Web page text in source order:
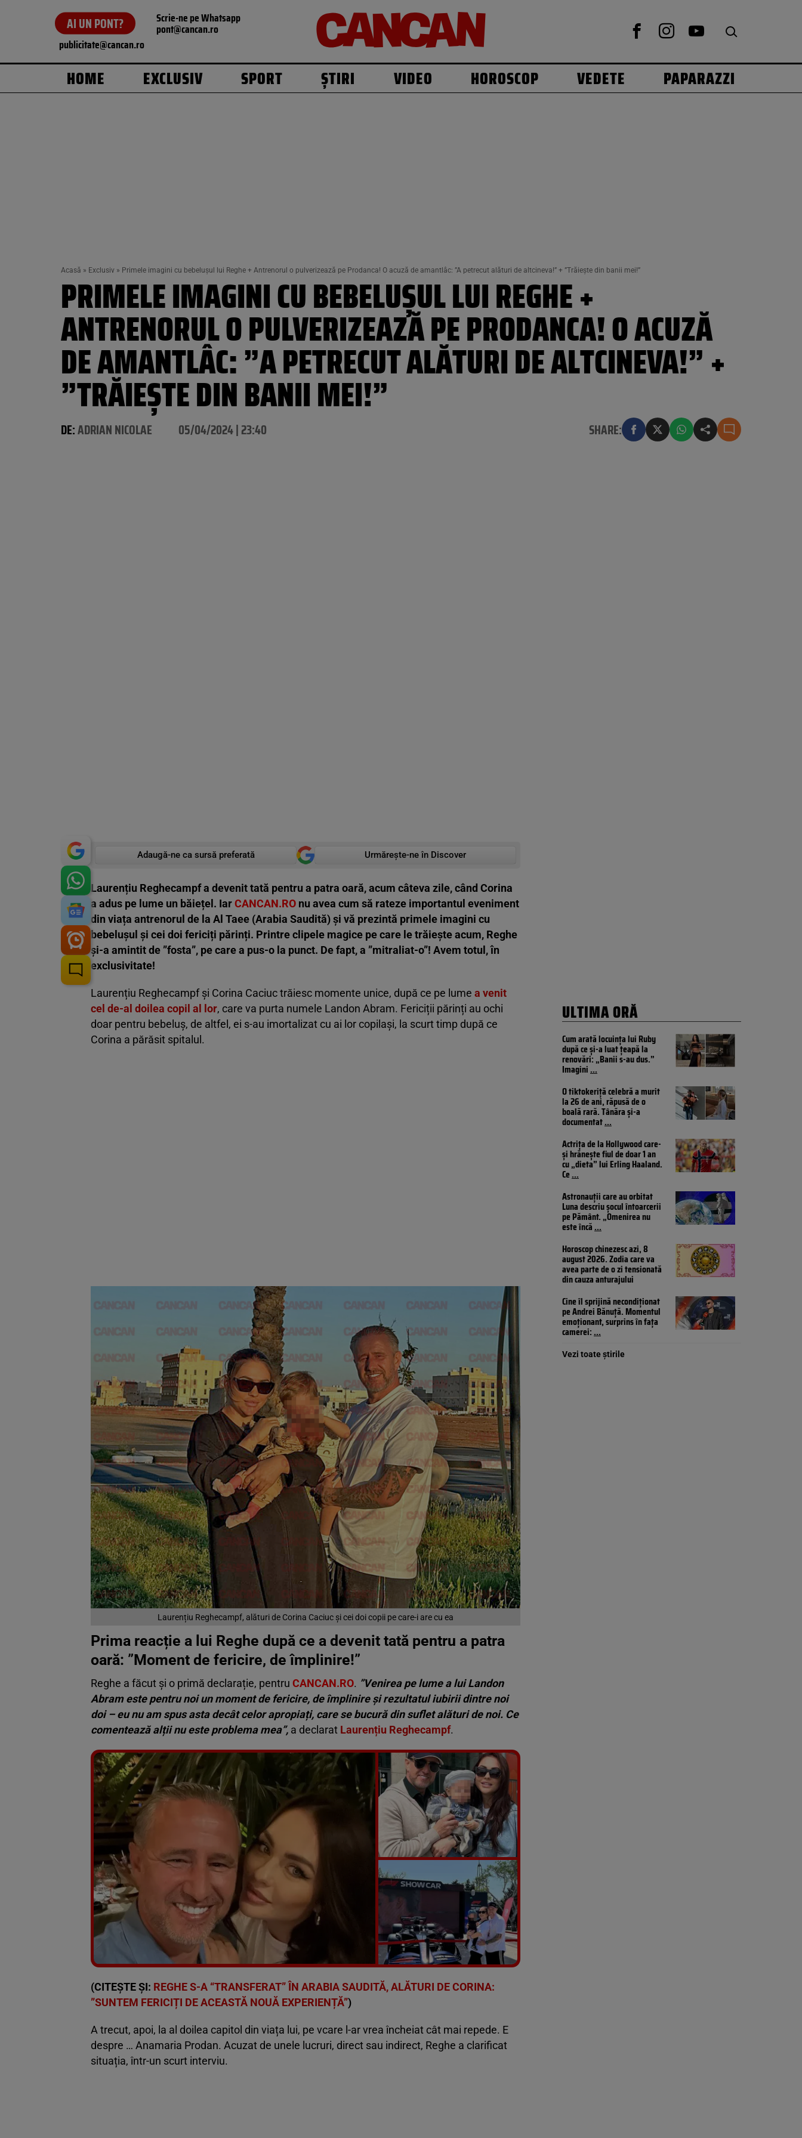
AI UN PONT? Scrie-ne pe Whatsapp
pont@cancan.ro
publicitate@cancan.ro
HOME EXCLUSIV SPORT ȘTIRI VIDEO HOROSCOP VEDETE PAPARAZZI
Acasă » Exclusiv » Primele imagini cu bebelușul lui Reghe + Antrenorul o pulverizează pe Prodanca! O acuză de amantlâc: ”A petrecut alături de altcineva!” + ”Trăiește din banii mei!”
PRIMELE IMAGINI CU BEBELUȘUL LUI REGHE +
ANTRENORUL O PULVERIZEAZĂ PE PRODANCA! O ACUZĂ
DE AMANTLÂC: ”A PETRECUT ALĂTURI DE ALTCINEVA!” +
”TRĂIEȘTE DIN BANII MEI!”
DE:ADRIAN NICOLAE 05/04/2024 | 23:40 SHARE:
Adaugă-ne ca sursă preferată Urmărește-ne în Discover
Laurențiu Reghecampf a devenit tată pentru a patra oară, acum câteva zile, când Corina
a adus pe lume un băiețel. IarCANCAN.RO nu avea cum să rateze importantul eveniment
din viața antrenorul de la Al Taee (Arabia Saudită) și vă prezintă primele imagini cu
bebelușul și cei doi fericiți părinți. Printre clipele magice pe care le trăiește acum, Reghe
și-a amintit de ”fosta”, pe care a pus-o la punct. De fapt, a ”mitraliat-o”! Avem totul, în
exclusivitate!
Laurențiu Reghecampf și Corina Caciuc trăiesc momente unice, după ce pe lume a venit
cel de-al doilea copil al lor, care va purta numele Landon Abram. Fericiții părinți au ochi
doar pentru bebeluș, de altfel, ei s-au imortalizat cu ai lor copilași, la scurt timp după ce
Corina a părăsit spitalul.
Laurențiu Reghecampf, alături de Corina Caciuc și cei doi copii pe care-i are cu ea
Prima reacție a lui Reghe după ce a devenit tată pentru a patra
oară: ”Moment de fericire, de împlinire!”
Reghe a făcut și o primă declarație, pentru CANCAN.RO. ”Venirea pe lume a lui Landon
Abram este pentru noi un moment de fericire, de împlinire și rezultatul iubirii dintre noi
doi – eu nu am spus asta decât celor apropiați, care se bucură din suflet alături de noi. Ce
comentează alții nu este problema mea”, a declarat Laurențiu Reghecampf.
Vezi galeria foto
8 poze
(CITEȘTE ȘI: REGHE S-A “TRANSFERAT” ÎN ARABIA SAUDITĂ, ALĂTURI DE CORINA:
”SUNTEM FERICIȚI DE ACEASTĂ NOUĂ EXPERIENȚĂ”)
A trecut, apoi, la al doilea capitol din viața lui, pe vcare l-ar vrea încheiat cât mai repede. E
despre … Anamaria Prodan. Acuzat de unele lucruri, direct sau indirect, Reghe a clarificat
situația, într-un scurt interviu.
ULTIMA ORĂ
Cum arată locuința lui Ruby
după ce și-a luat țeapă la
renovări: „Banii s-au dus.”
Imagini...
O tiktokeriță celebră a murit
la 26 de ani, răpusă de o
boală rară. Tânăra și-a
documentat...
Actrița de la Hollywood care-
și hrănește fiul de doar 1 an
cu „dieta” lui Erling Haaland.
Ce...
Astronauții care au orbitat
Luna descriu șocul întoarcerii
pe Pământ. „Omenirea nu
este încă...
Horoscop chinezesc azi, 8
august 2026. Zodia care va
avea parte de o zi tensionată
din cauza anturajului
Cine îl sprijină necondiționat
pe Andrei Bănuță. Momentul
emoționant, surprins în fața
camerei:...
Vezi toate știrile